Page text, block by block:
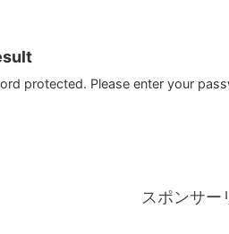
protected. Please enter your
スポンサー